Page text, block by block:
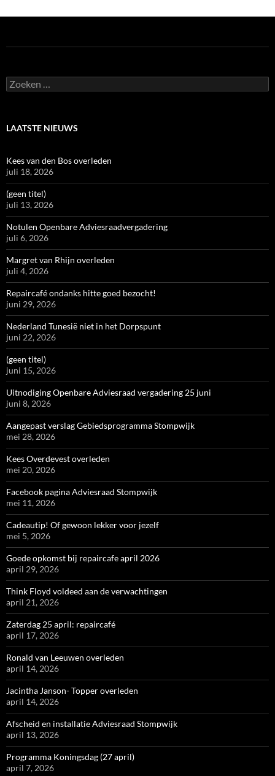
Zoeken
naar:
LAATSTE NIEUWS
Kees van den Bos overleden
juli 18, 2026
(geen titel)
juli 13, 2026
Notulen Openbare Adviesraadvergadering
juli 6, 2026
Margret van Rhijn overleden
juli 4, 2026
Repaircafé ondanks hitte goed bezocht!
juni 29, 2026
Nederland Tunesië niet in het Dorpspunt
juni 22, 2026
(geen titel)
juni 15, 2026
Uitnodiging Openbare Adviesraad vergadering 25 juni
juni 8, 2026
Aangepast verslag Gebiedsprogramma Stompwijk
mei 28, 2026
Kees Overdevest overleden
mei 20, 2026
Facebook pagina Adviesraad Stompwijk
mei 11, 2026
Cadeautip! Of gewoon lekker voor jezelf
mei 5, 2026
Goede opkomst bij repaircafe april 2026
april 29, 2026
Think Floyd voldeed aan de verwachtingen
april 21, 2026
Zaterdag 25 april: repaircafé
april 17, 2026
Ronald van Leeuwen overleden
april 14, 2026
Jacintha Janson- Topper overleden
april 14, 2026
Afscheid en installatie Adviesraad Stompwijk
april 13, 2026
Programma Koningsdag (27 april)
april 7, 2026